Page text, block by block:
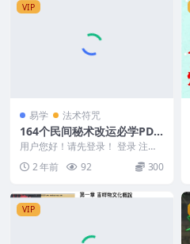
VIP
易学 法术符咒
164个民间秘术改运必学PDF
文档166个Y
用户您好！请先登录！ 登录 注册
164个民间秘术改运必学PDF文档1
66个Y ...
2 年前 92 300
VIP